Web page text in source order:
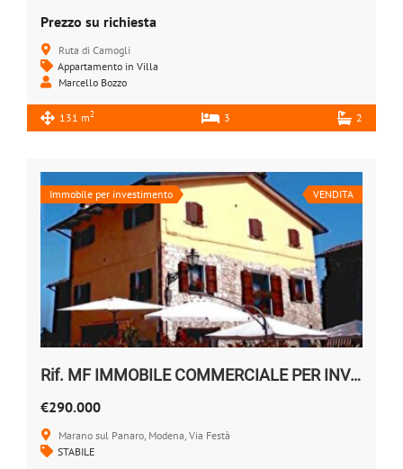
Prezzo su richiesta
Ruta di Camogli
Appartamento in Villa
Marcello Bozzo
131 m2 3 2
Immobile per investimento VENDITA
Rif. MF IMMOBILE COMMERCIALE PER INVESTIMENTO
€290.000
Marano sul Panaro, Modena, Via Festà
STABILE